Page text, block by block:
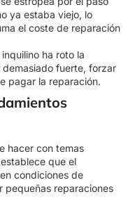
ya estaba viejo, lo
el coste de reparación
inquilino ha roto la
demasiado fuerte, forzar
pagar la reparación.
hacer con temas
que el
condiciones de
pequeñas reparaciones